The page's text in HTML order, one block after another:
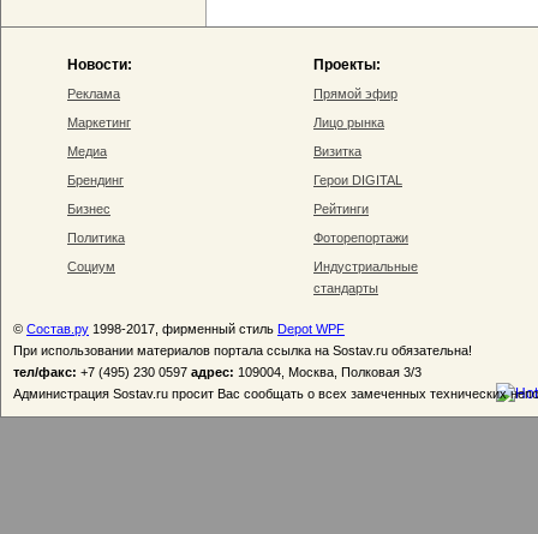
Новости:
Реклама
Маркетинг
Медиа
Брендинг
Бизнес
Политика
Социум
Проекты:
Прямой эфир
Лицо рынка
Визитка
Герои DIGITAL
Рейтинги
Фоторепортажи
Индустриальные
стандарты
© Состав.ру 1998-2017, фирменный стиль Depot WPF
При использовании материалов портала ссылка на Sostav.ru обязательна!
тел/факс: +7 (495) 230 0597 адрес: 109004, Москва, Полковая 3/3
Администрация Sostav.ru просит Вас сообщать о всех замеченных технических